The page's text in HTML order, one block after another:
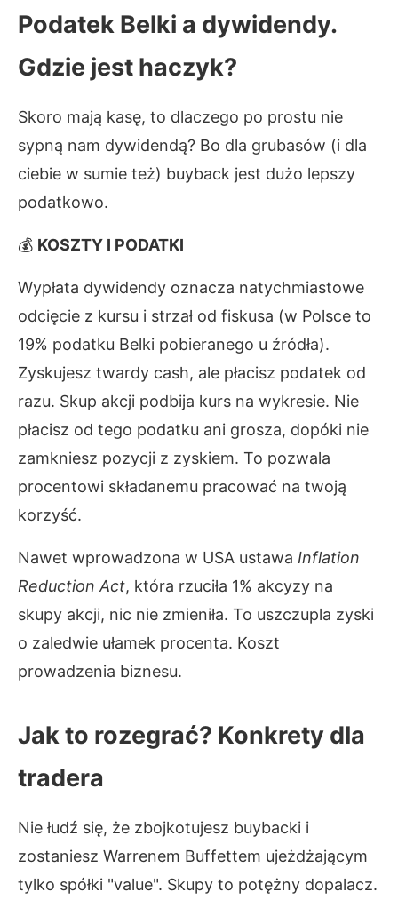
Podatek Belki a dywidendy.
Gdzie jest haczyk?
Skoro mają kasę, to dlaczego po prostu nie
sypną nam dywidendą? Bo dla grubasów (i dla
ciebie w sumie też) buyback jest dużo lepszy
podatkowo.
💰 KOSZTY I PODATKI
Wypłata dywidendy oznacza natychmiastowe
odcięcie z kursu i strzał od fiskusa (w Polsce to
19% podatku Belki pobieranego u źródła).
Zyskujesz twardy cash, ale płacisz podatek od
razu. Skup akcji podbija kurs na wykresie. Nie
płacisz od tego podatku ani grosza, dopóki nie
zamkniesz pozycji z zyskiem. To pozwala
procentowi składanemu pracować na twoją
korzyść.
Nawet wprowadzona w USA ustawa Inflation
Reduction Act, która rzuciła 1% akcyzy na
skupy akcji, nic nie zmieniła. To uszczupla zyski
o zaledwie ułamek procenta. Koszt
prowadzenia biznesu.
Jak to rozegrać? Konkrety dla
tradera
Nie łudź się, że zbojkotujesz buybacki i
zostaniesz Warrenem Buffettem ujeżdżającym
tylko spółki "value". Skupy to potężny dopalacz.